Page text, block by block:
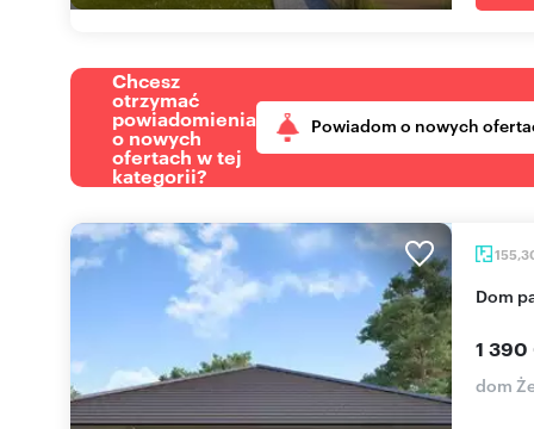
Chcesz
otrzymać
powiadomienia
o nowych
ofertach w tej
kategorii?
Powiadom o nowych
Dom
1 390
dom